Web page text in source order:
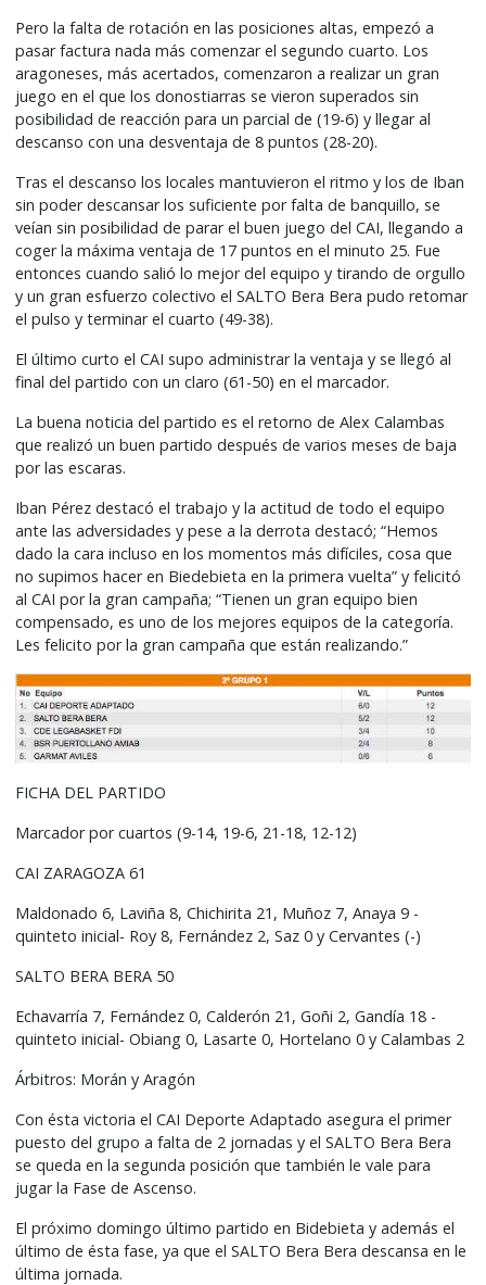
Pero la falta de rotación en las posiciones altas, empezó a
pasar factura nada más comenzar el segundo cuarto. Los
aragoneses, más acertados, comenzaron a realizar un gran
juego en el que los donostiarras se vieron superados sin
posibilidad de reacción para un parcial de (19-6) y llegar al
descanso con una desventaja de 8 puntos (28-20).
Tras el descanso los locales mantuvieron el ritmo y los de Iban
sin poder descansar los suficiente por falta de banquillo, se
veían sin posibilidad de parar el buen juego del CAI, llegando a
coger la máxima ventaja de 17 puntos en el minuto 25. Fue
entonces cuando salió lo mejor del equipo y tirando de orgullo
y un gran esfuerzo colectivo el SALTO Bera Bera pudo retomar
el pulso y terminar el cuarto (49-38).
El último curto el CAI supo administrar la ventaja y se llegó al
final del partido con un claro (61-50) en el marcador.
La buena noticia del partido es el retorno de Alex Calambas
que realizó un buen partido después de varios meses de baja
por las escaras.
Iban Pérez destacó el trabajo y la actitud de todo el equipo
ante las adversidades y pese a la derrota destacó; “Hemos
dado la cara incluso en los momentos más difíciles, cosa que
no supimos hacer en Biedebieta en la primera vuelta” y felicitó
al CAI por la gran campaña; “Tienen un gran equipo bien
compensado, es uno de los mejores equipos de la categoría.
Les felicito por la gran campaña que están realizando.”
FICHA DEL PARTIDO
Marcador por cuartos (9-14, 19-6, 21-18, 12-12)
CAI ZARAGOZA 61
Maldonado 6, Laviña 8, Chichirita 21, Muñoz 7, Anaya 9 -
quinteto inicial- Roy 8, Fernández 2, Saz 0 y Cervantes (-)
SALTO BERA BERA 50
Echavarría 7, Fernández 0, Calderón 21, Goñi 2, Gandía 18 -
quinteto inicial- Obiang 0, Lasarte 0, Hortelano 0 y Calambas 2
Árbitros: Morán y Aragón
Con ésta victoria el CAI Deporte Adaptado asegura el primer
puesto del grupo a falta de 2 jornadas y el SALTO Bera Bera
se queda en la segunda posición que también le vale para
jugar la Fase de Ascenso.
El próximo domingo último partido en Bidebieta y además el
último de ésta fase, ya que el SALTO Bera Bera descansa en le
última jornada.